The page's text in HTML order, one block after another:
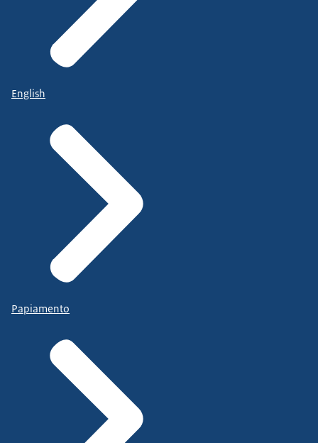
English
Papiamento